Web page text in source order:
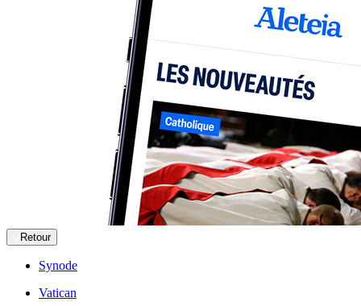
Retour
Synode
Vatican